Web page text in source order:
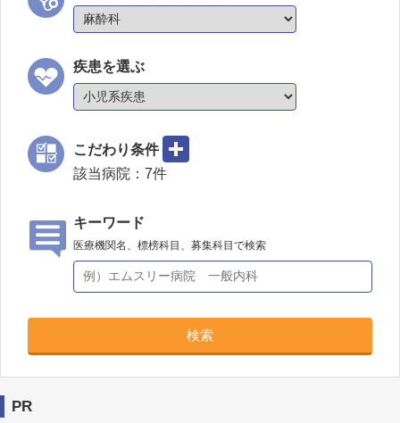
疾患を選ぶ
こだわり条件
該当病院： 7件
キーワード
医療機関名、標榜科目、募集科目で検索
検索
PR